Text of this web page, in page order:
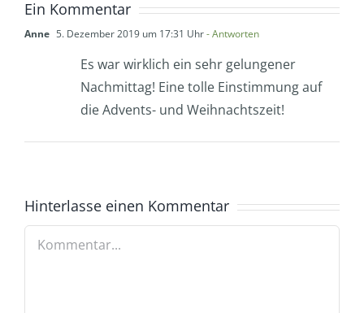
Ein Kommentar
Anne 5. Dezember 2019 um 17:31 Uhr- Antworten
Es war wirklich ein sehr gelungener
Nachmittag! Eine tolle Einstimmung auf
die Advents- und Weihnachtszeit!
Hinterlasse einen Kommentar
Kommentar